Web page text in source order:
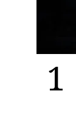
1